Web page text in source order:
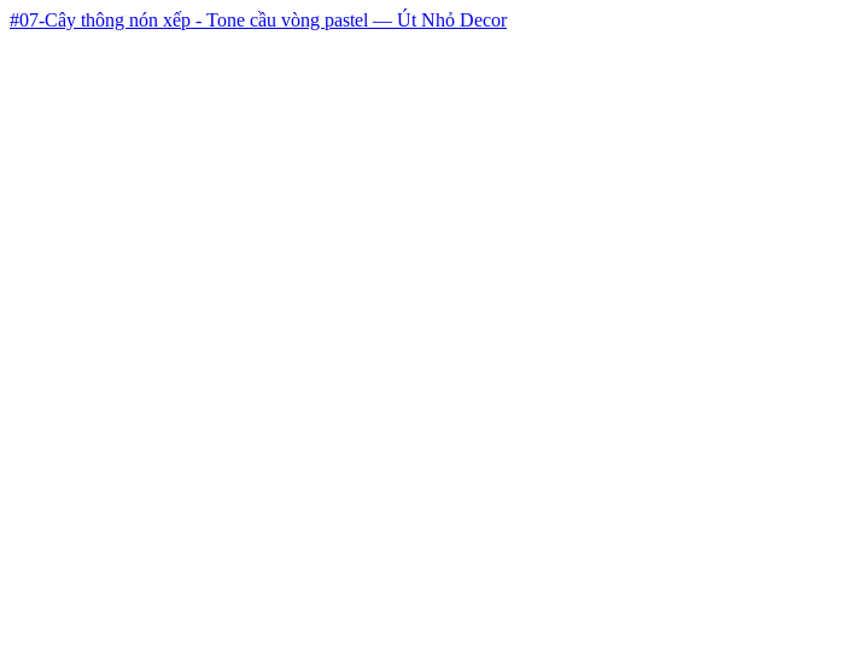
#07-Cây thông nón xếp - Tone cầu vòng pastel — Út Nhỏ Decor